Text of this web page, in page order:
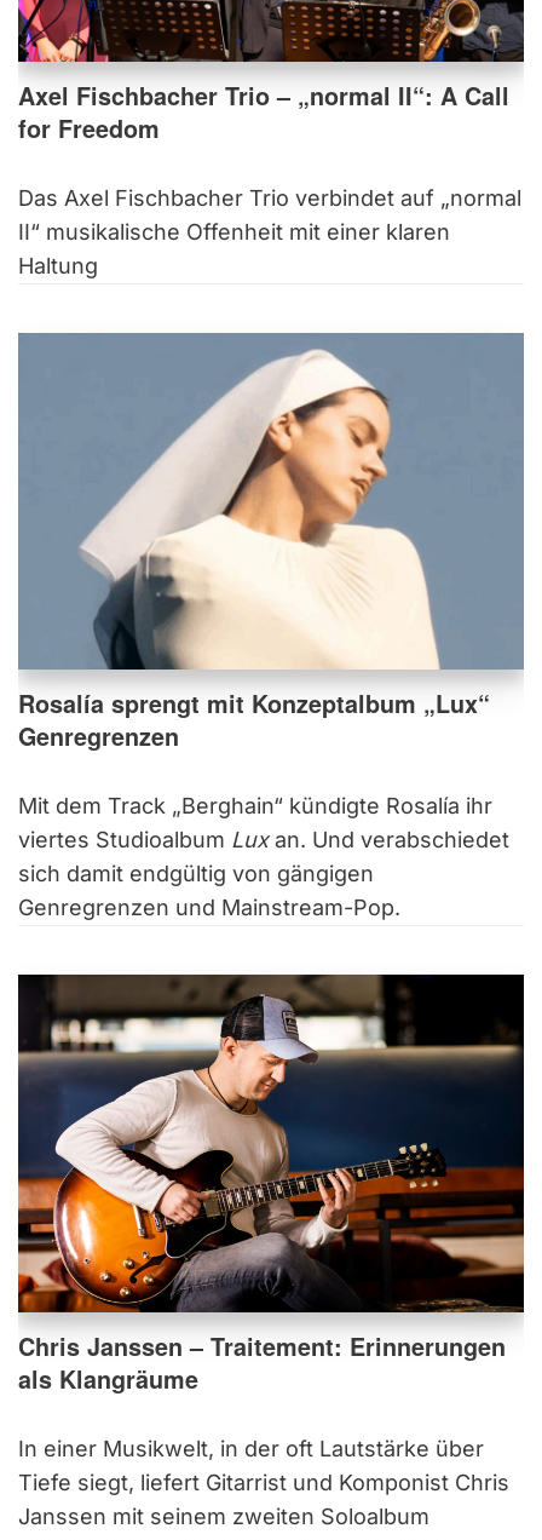
Axel Fischbacher Trio – „normal II“: A Call
for Freedom
Das Axel Fischbacher Trio verbindet auf „normal
II“ musikalische Offenheit mit einer klaren
Haltung
Rosalía sprengt mit Konzeptalbum „Lux“
Genregrenzen
Mit dem Track „Berghain“ kündigte Rosalía ihr
viertes Studioalbum Luxan. Und verabschiedet
sich damit endgültig von gängigen
Genregrenzen und Mainstream-Pop.
Chris Janssen – Traitement: Erinnerungen
als Klangräume
In einer Musikwelt, in der oft Lautstärke über
Tiefe siegt, liefert Gitarrist und Komponist Chris
Janssen mit seinem zweiten Soloalbum